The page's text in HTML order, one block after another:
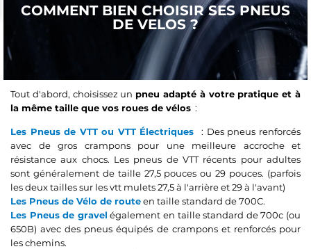
COMMENT BIEN CHOISIR SES PNEUS
DE VELOS ?
Tout d'abord, choisissez un pneu adapté à votre pratique et à
la même taille que vos roues de vélos :
Les Pneus de VTT ou VTT Électriques
: Des pneus renforcés
avec de gros crampons pour une meilleure accroche et
résistance aux chocs. Les pneus de VTT récents pour adultes
sont généralement de taille 27,5 pouces ou 29 pouces. (parfois
les deux tailles sur les vtt mulets 27,5 à l'arrière et 29 à l'avant)
Les Pneus de Vélo de routeen taille standard de 700C.
Les Pneus de gravel également en taille standard de 700c (ou
650B) avec des pneus équipés de crampons et renforcés pour
les chemins.